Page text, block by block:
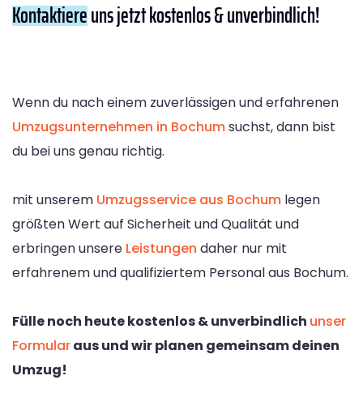
Kontaktiereuns jetzt kostenlos & unverbindlich!
Wenn du nach einem zuverlässigen und erfahrenen
Umzugsunternehmen in Bochumsuchst, dann bist
du bei uns genau richtig.
mit unserem Umzugsservice aus Bochum legen
größten Wert auf Sicherheit und Qualität und
erbringen unsere Leistungen daher nur mit
erfahrenem und qualifiziertem Personal aus Bochum.
Fülle noch heute kostenlos & unverbindlich unser
Formularaus und wir planen gemeinsam deinen
Umzug!